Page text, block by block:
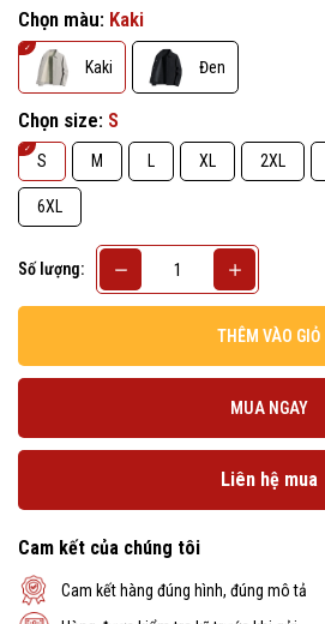
Chọn màu: Kaki
Kaki Đen
Chọn size: S
S M L XL 2XL
6XL
Số lượng:
THÊM VÀO GIỎ
MUA NGAY
Liên hệ mua
Cam kết của chúng tôi
Cam kết hàng đúng hình, đúng mô tả